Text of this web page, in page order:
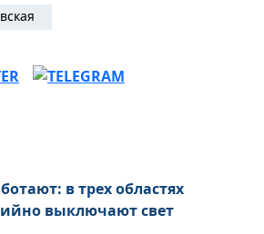
в трех областях
выключают свет